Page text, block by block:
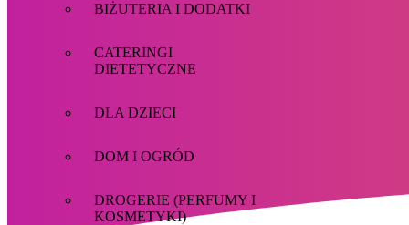
BIŻUTERIA I DODATKI
CATERINGI
DIETETYCZNE
DLA DZIECI
DOM I OGRÓD
DROGERIE (PERFUMY I
KOSMETYKI)